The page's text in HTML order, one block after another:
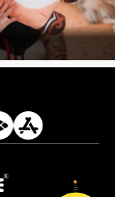
Cùng thưởng thức những hình ảnh cosplay Xiangling trong Genshin Impact siêu dễ thương của người dùng Weibo "阿包也是兔娘"